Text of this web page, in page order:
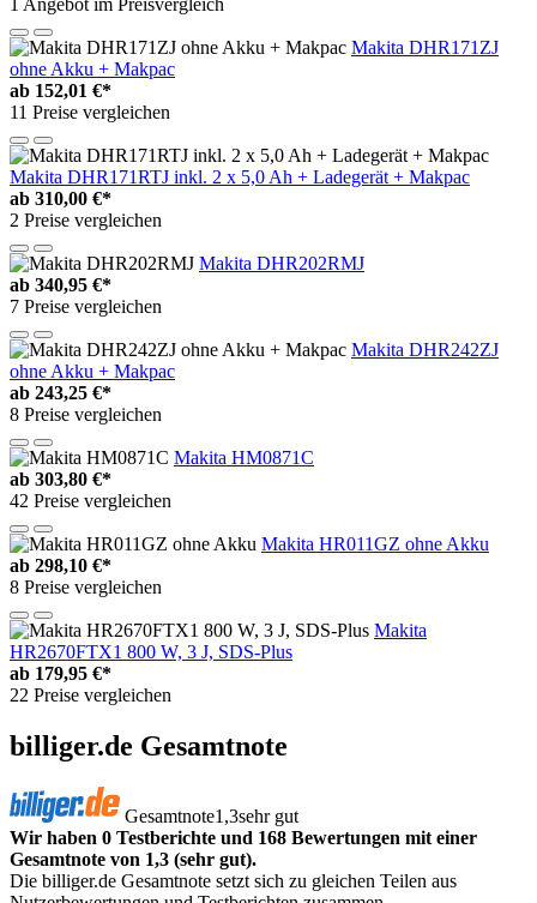
1 Angebot im Preisvergleich
Makita DHR171ZJ
ohne Akku + Makpac
ab 152,01 €*
11 Preise vergleichen
Makita DHR171RTJ inkl. 2 x 5,0 Ah + Ladegerät + Makpac
ab 310,00 €*
2 Preise vergleichen
Makita DHR202RMJ
ab 340,95 €*
7 Preise vergleichen
Makita DHR242ZJ
ohne Akku + Makpac
ab 243,25 €*
8 Preise vergleichen
Makita HM0871C
ab 303,80 €*
42 Preise vergleichen
Makita HR011GZ ohne Akku
ab 298,10 €*
8 Preise vergleichen
Makita
HR2670FTX1 800 W, 3 J, SDS-Plus
ab 179,95 €*
22 Preise vergleichen
billiger.de Gesamtnote
Gesamtnote1,3sehr gut
Wir haben 0 Testberichte und 168 Bewertungen mit einer
Gesamtnote von 1,3 (sehr gut).
Die billiger.de Gesamtnote setzt sich zu gleichen Teilen aus